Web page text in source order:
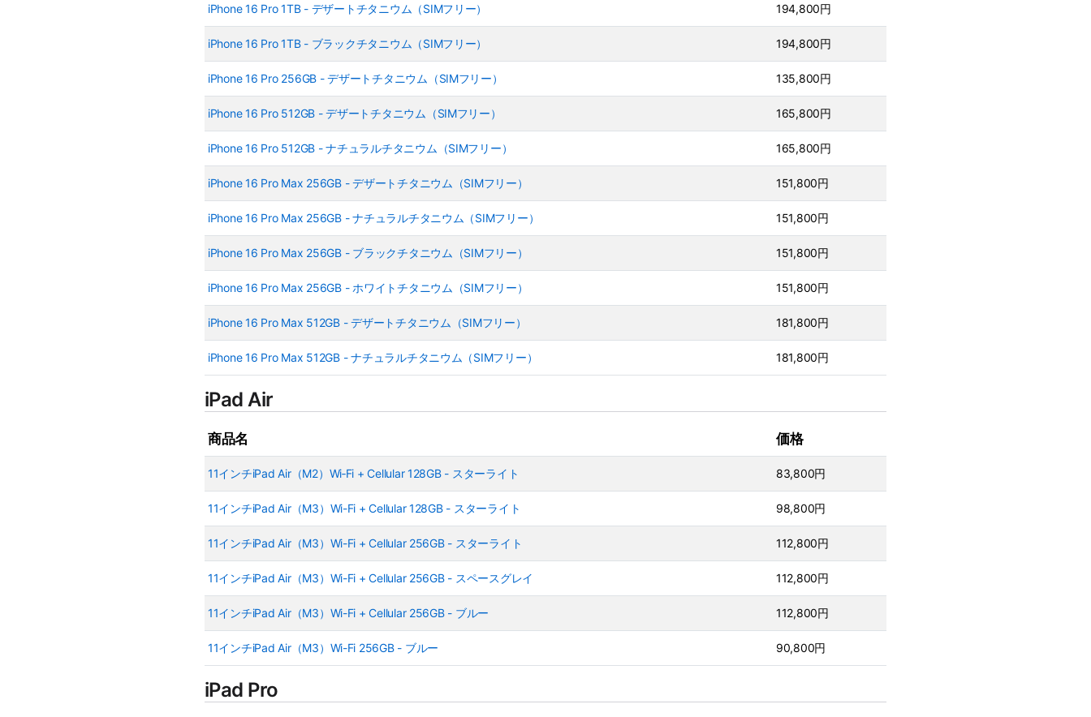
iPhone 16 Pro 1TB - デザートチタニウム（SIMフリー） 194,800円
iPhone 16 Pro 1TB - ブラックチタニウム（SIMフリー） 194,800円
iPhone 16 Pro 256GB - デザートチタニウム（SIMフリー） 135,800円
iPhone 16 Pro 512GB - デザートチタニウム（SIMフリー） 165,800円
iPhone 16 Pro 512GB - ナチュラルチタニウム（SIMフリー） 165,800円
iPhone 16 Pro Max 256GB - デザートチタニウム（SIMフリー） 151,800円
iPhone 16 Pro Max 256GB - ナチュラルチタニウム（SIMフリー） 151,800円
iPhone 16 Pro Max 256GB - ブラックチタニウム（SIMフリー） 151,800円
iPhone 16 Pro Max 256GB - ホワイトチタニウム（SIMフリー） 151,800円
iPhone 16 Pro Max 512GB - デザートチタニウム（SIMフリー） 181,800円
iPhone 16 Pro Max 512GB - ナチュラルチタニウム（SIMフリー） 181,800円
iPad Air
商品名 価格
11インチiPad Air（M2）Wi‑Fi + Cellular 128GB - スターライト 83,800円
11インチiPad Air（M3）Wi-Fi + Cellular 128GB - スターライト 98,800円
11インチiPad Air（M3）Wi-Fi + Cellular 256GB - スターライト 112,800円
11インチiPad Air（M3）Wi-Fi + Cellular 256GB - スペースグレイ 112,800円
11インチiPad Air（M3）Wi-Fi + Cellular 256GB - ブルー 112,800円
11インチiPad Air（M3）Wi-Fi 256GB - ブルー 90,800円
iPad Pro